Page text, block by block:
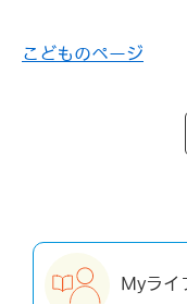
こどものページ
Myライ